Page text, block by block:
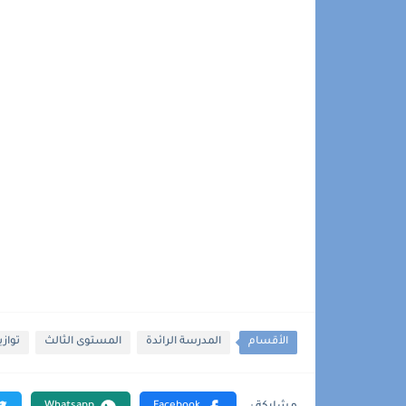
الأقسام المدرسة الرائدة المستوى الثالث